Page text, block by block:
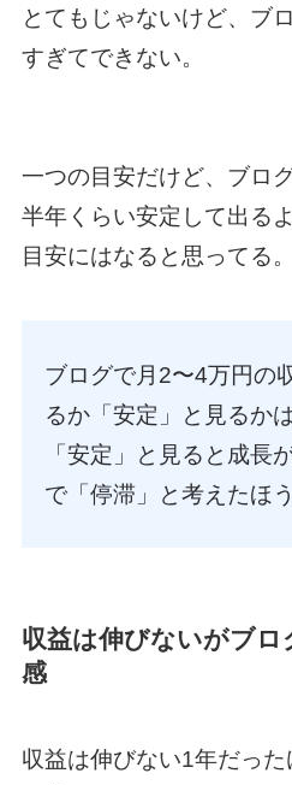
とてもじゃないけど、ブ
すぎてできない。
一つの目安だけど、ブロ
半年くらい安定して出る
目安にはなると思ってる。
ブログで月2〜4万円の
るか「安定」と見るか
「安定」と見ると成長
で「停滞」と考えたほ
収益は伸びないがブ
感
収益は伸びない1年だっ